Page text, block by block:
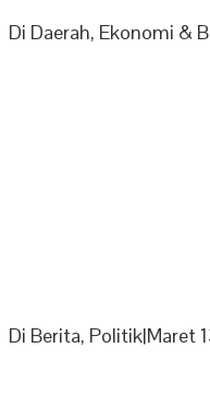
Di Daerah, Ekonomi &
Di Berita, Politik|Maret